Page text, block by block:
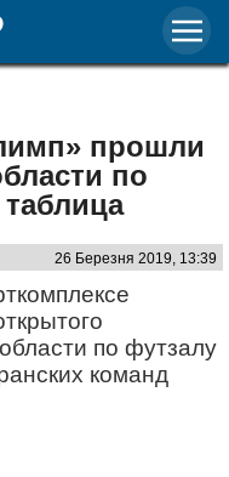
прошли
по
26 Березня 2019, 13:39
по футзалу
команд